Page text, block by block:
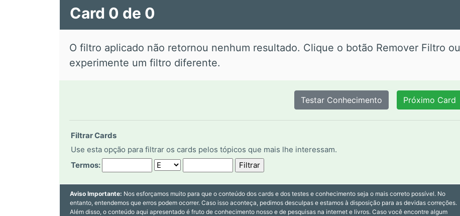
Card 0 de 0
O filtro aplicado não retornou nenhum resultado. Clique o botão Remover Filtro ou
experimente um filtro diferente.
Filtrar Cards
Use esta opção para filtrar os cards pelos tópicos que mais lhe interessam.
Termos:
Aviso Importante: Nos esforçamos muito para que o conteúdo dos cards e dos testes e conhecimento seja o mais correto possível. No
entanto, entendemos que erros podem ocorrer. Caso isso aconteça, pedimos desculpas e estamos à disposição para as devidas correções.
Além disso, o conteúdo aqui apresentado é fruto de conhecimento nosso e de pesquisas na internet e livros. Caso você encontre algum